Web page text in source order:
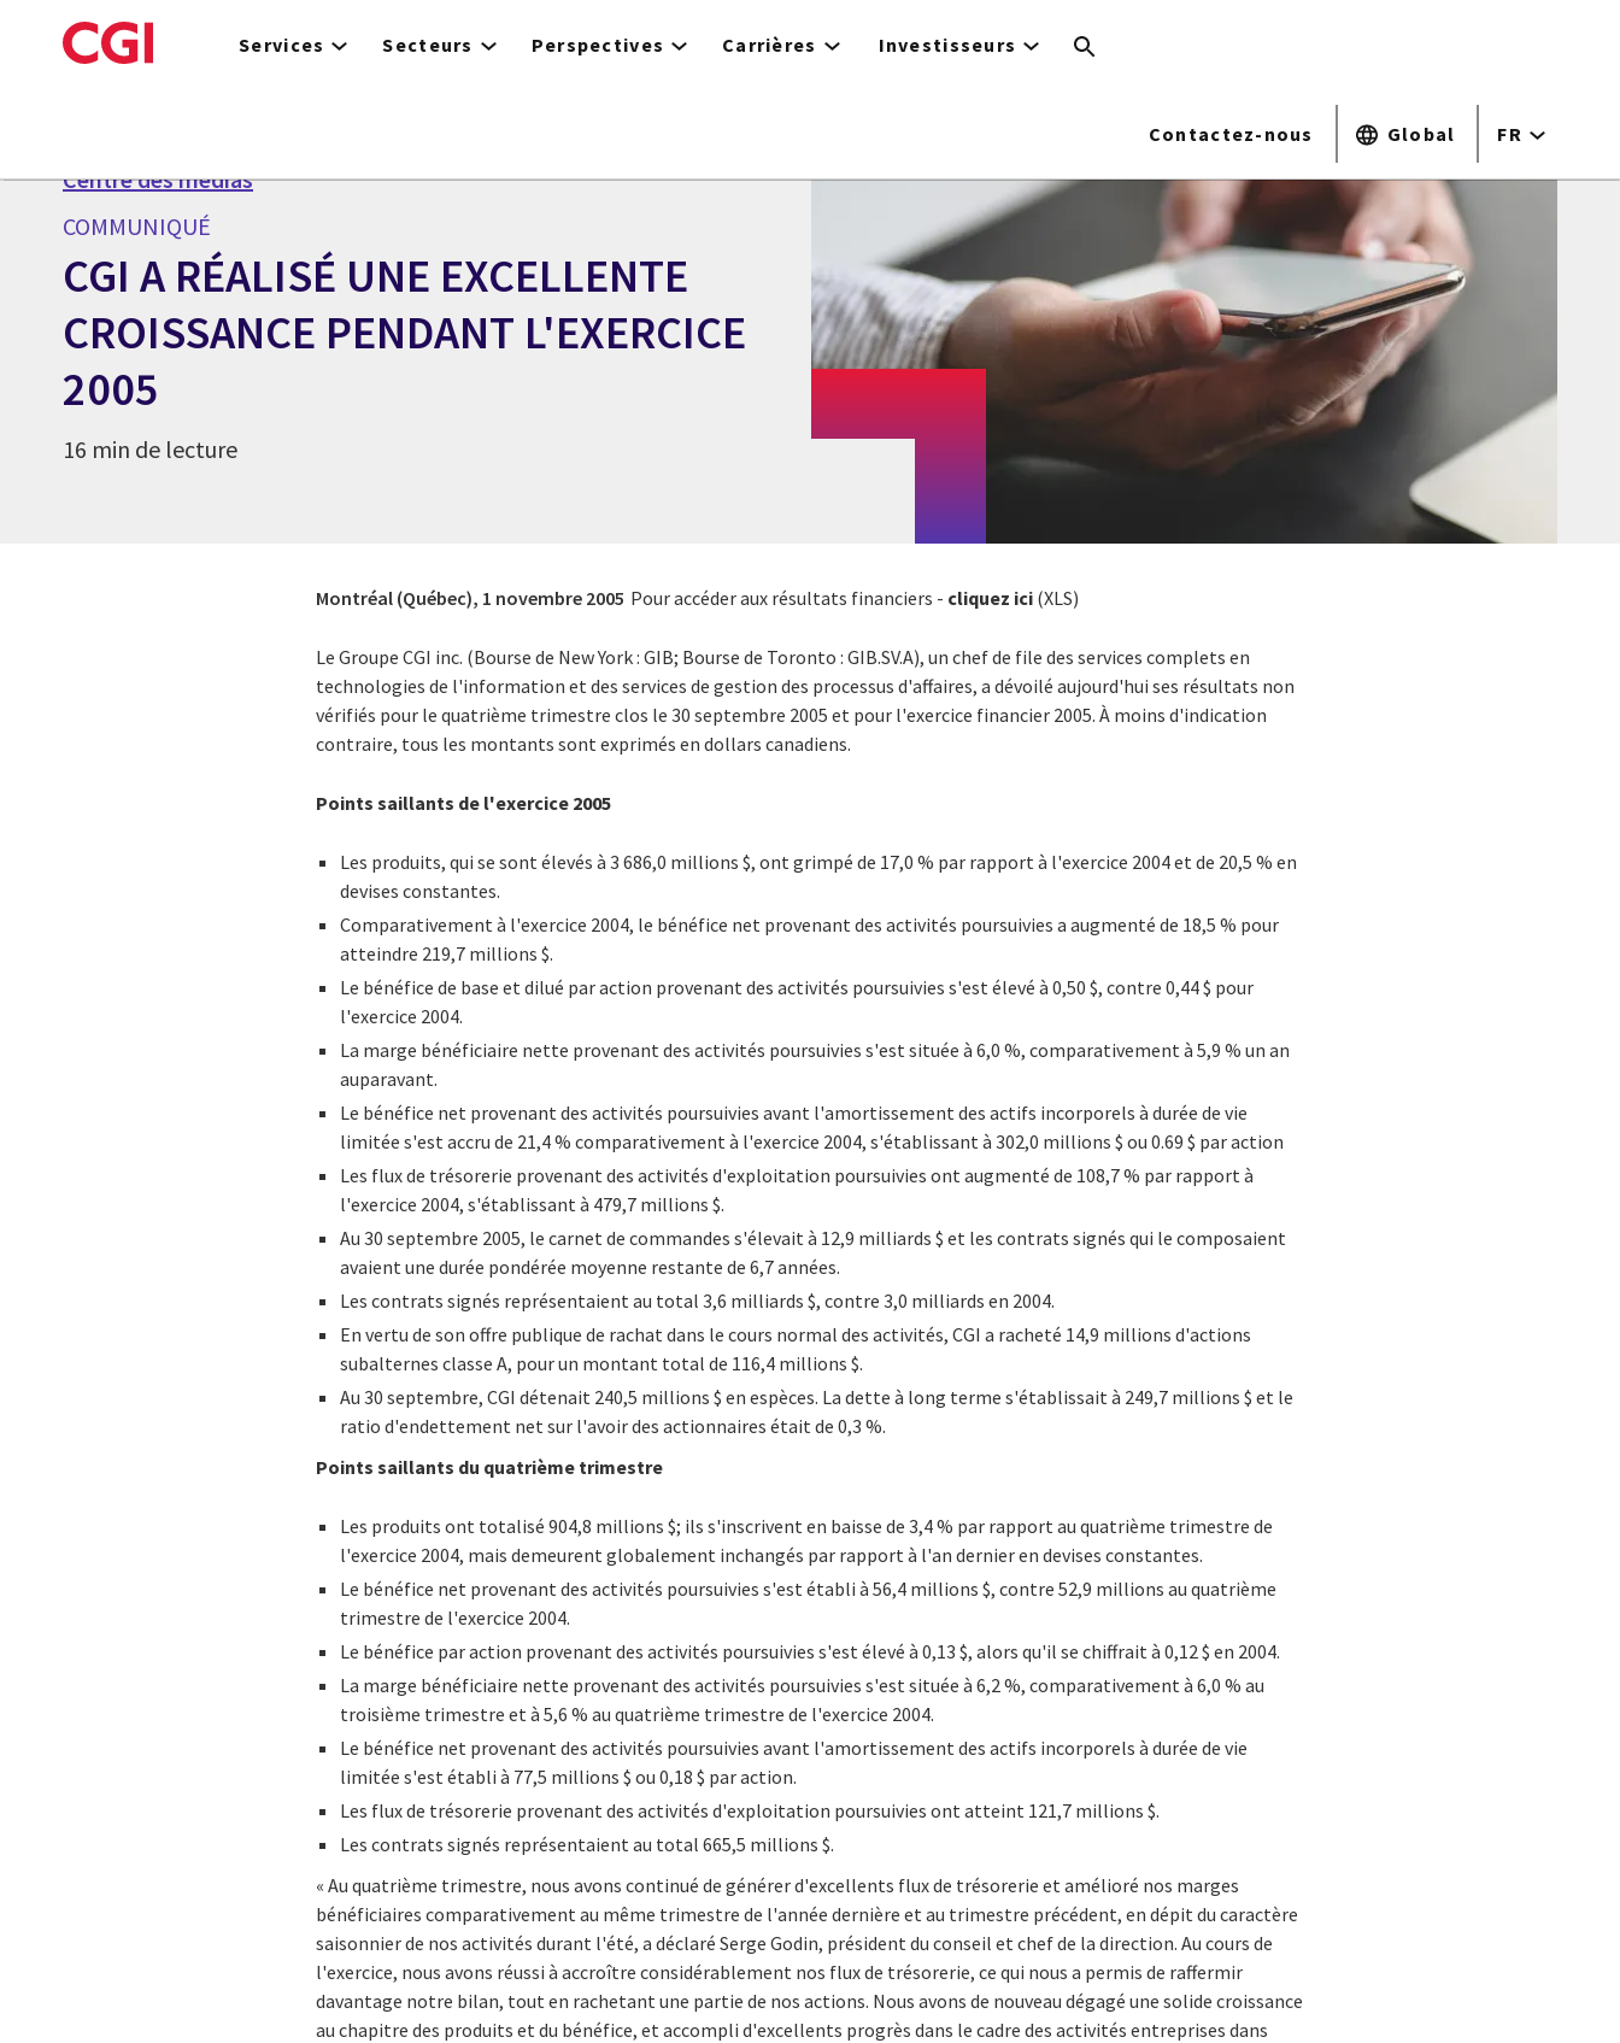
to
Services Secteurs Perspectives Carrières Investisseurs
Contactez-nous Global FR
Centre des médias
COMMUNIQUÉ
CGI A RÉALISÉ UNE EXCELLENTE
CROISSANCE PENDANT L'EXERCICE
2005
16 min de lecture
Montréal (Québec), 1 novembre 2005 Pour accéder aux résultats financiers - cliquez ici (XLS)
Le Groupe CGI inc. (Bourse de New York : GIB; Bourse de Toronto : GIB.SV.A), un chef de file des services complets en
technologies de l'information et des services de gestion des processus d'affaires, a dévoilé aujourd'hui ses résultats non
vérifiés pour le quatrième trimestre clos le 30 septembre 2005 et pour l'exercice financier 2005. À moins d'indication
contraire, tous les montants sont exprimés en dollars canadiens.
Points saillants de l'exercice 2005
Les produits, qui se sont élevés à 3 686,0 millions $, ont grimpé de 17,0 % par rapport à l'exercice 2004 et de 20,5 % en
devises constantes.
Comparativement à l'exercice 2004, le bénéfice net provenant des activités poursuivies a augmenté de 18,5 % pour
atteindre 219,7 millions $.
Le bénéfice de base et dilué par action provenant des activités poursuivies s'est élevé à 0,50 $, contre 0,44 $ pour
l'exercice 2004.
La marge bénéficiaire nette provenant des activités poursuivies s'est située à 6,0 %, comparativement à 5,9 % un an
auparavant.
Le bénéfice net provenant des activités poursuivies avant l'amortissement des actifs incorporels à durée de vie
limitée s'est accru de 21,4 % comparativement à l'exercice 2004, s'établissant à 302,0 millions $ ou 0.69 $ par action
Les flux de trésorerie provenant des activités d'exploitation poursuivies ont augmenté de 108,7 % par rapport à
l'exercice 2004, s'établissant à 479,7 millions $.
Au 30 septembre 2005, le carnet de commandes s'élevait à 12,9 milliards $ et les contrats signés qui le composaient
avaient une durée pondérée moyenne restante de 6,7 années.
Les contrats signés représentaient au total 3,6 milliards $, contre 3,0 milliards en 2004.
En vertu de son offre publique de rachat dans le cours normal des activités, CGI a racheté 14,9 millions d'actions
subalternes classe A, pour un montant total de 116,4 millions $.
Au 30 septembre, CGI détenait 240,5 millions $ en espèces. La dette à long terme s'établissait à 249,7 millions $ et le
ratio d'endettement net sur l'avoir des actionnaires était de 0,3 %.
Points saillants du quatrième trimestre
Les produits ont totalisé 904,8 millions $; ils s'inscrivent en baisse de 3,4 % par rapport au quatrième trimestre de
l'exercice 2004, mais demeurent globalement inchangés par rapport à l'an dernier en devises constantes.
Le bénéfice net provenant des activités poursuivies s'est établi à 56,4 millions $, contre 52,9 millions au quatrième
trimestre de l'exercice 2004.
Le bénéfice par action provenant des activités poursuivies s'est élevé à 0,13 $, alors qu'il se chiffrait à 0,12 $ en 2004.
La marge bénéficiaire nette provenant des activités poursuivies s'est située à 6,2 %, comparativement à 6,0 % au
troisième trimestre et à 5,6 % au quatrième trimestre de l'exercice 2004.
Le bénéfice net provenant des activités poursuivies avant l'amortissement des actifs incorporels à durée de vie
limitée s'est établi à 77,5 millions $ ou 0,18 $ par action.
Les flux de trésorerie provenant des activités d'exploitation poursuivies ont atteint 121,7 millions $.
Les contrats signés représentaient au total 665,5 millions $.
« Au quatrième trimestre, nous avons continué de générer d'excellents flux de trésorerie et amélioré nos marges
bénéficiaires comparativement au même trimestre de l'année dernière et au trimestre précédent, en dépit du caractère
saisonnier de nos activités durant l'été, a déclaré Serge Godin, président du conseil et chef de la direction. Au cours de
l'exercice, nous avons réussi à accroître considérablement nos flux de trésorerie, ce qui nous a permis de raffermir
davantage notre bilan, tout en rachetant une partie de nos actions. Nous avons de nouveau dégagé une solide croissance
au chapitre des produits et du bénéfice, et accompli d'excellents progrès dans le cadre des activités entreprises dans